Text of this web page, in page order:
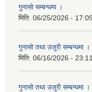
गुनासो सम्बन्धमा ।
मिति: 06/25/2026 - 17:09
गुनासो तथा उजुरी सम्बन्धमा ।
मिति: 06/16/2026 - 23:11
गुनासो तथा उजुरी सम्बन्धमा ।